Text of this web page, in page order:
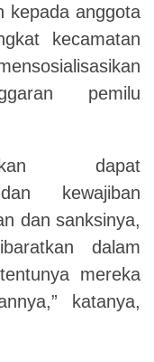
kepada anggota
kecamatan
pemilu
dapat
kewajiban
dan sanksinya,
dalam
mereka
katanya,